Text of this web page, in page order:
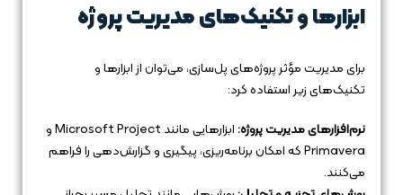
ابزارها و تکنیک‌های مدیریت پروژه
برای مدیریت مؤثر پروژه‌های پل‌سازی، می‌توان از ابزارها و
تکنیک‌های زیر استفاده کرد:
نرم‌افزارهای مدیریت پروژه:
ابزارهایی مانند Microsoft Project و
Primavera که امکان برنامه‌ریزی، پیگیری و گزارش‌دهی را فراهم
می‌کنند.